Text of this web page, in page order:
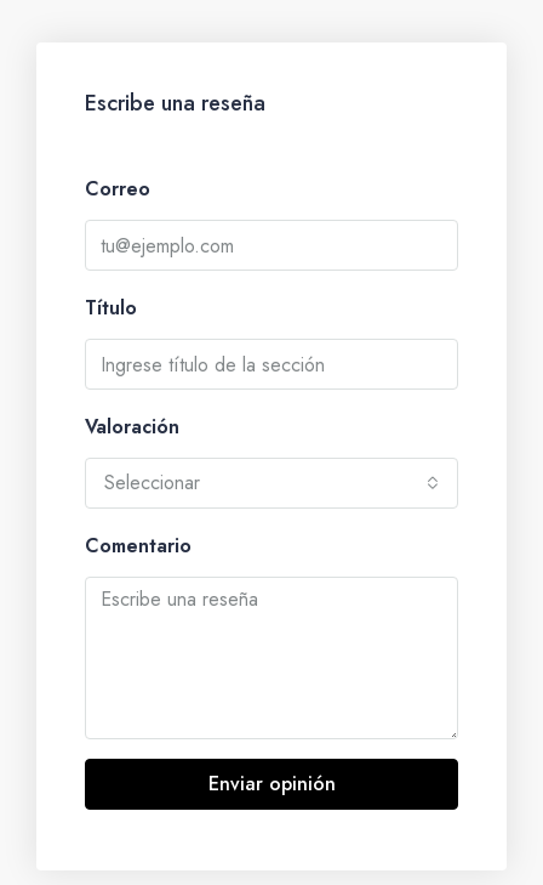
Escribe una reseña
Correo
Título
Valoración
Seleccionar
Comentario
Enviar opinión